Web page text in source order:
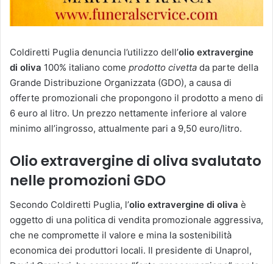
Coldiretti Puglia denuncia l’utilizzo dell’olio extravergine
di oliva 100% italiano come prodotto civetta da parte della
Grande Distribuzione Organizzata (GDO), a causa di
offerte promozionali che propongono il prodotto a meno di
6 euro al litro. Un prezzo nettamente inferiore al valore
minimo all’ingrosso, attualmente pari a 9,50 euro/litro.
Olio extravergine di oliva svalutato
nelle promozioni GDO
Secondo Coldiretti Puglia, l’olio extravergine di oliva è
oggetto di una politica di vendita promozionale aggressiva,
che ne compromette il valore e mina la sostenibilità
economica dei produttori locali. Il presidente di Unaprol,